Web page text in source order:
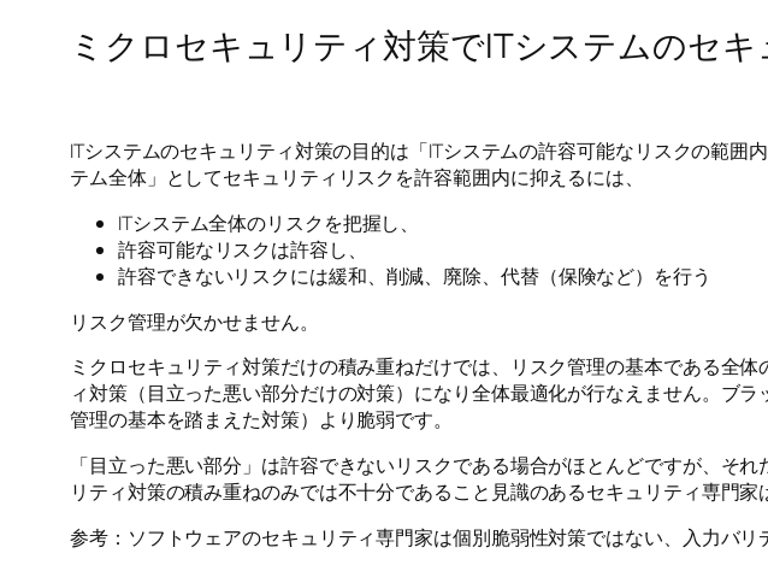
ミクロセキュリティ対策でITシステムのセ
ITシステムのセキュリティ対策の目的は「ITシステムの許容可能なリスクの範
テム全体」としてセキュリティリスクを許容範囲内に抑えるには、
ITシステム全体のリスクを把握し、
許容可能なリスクは許容し、
許容できないリスクには緩和、削減、廃除、代替（保険など）を行う
リスク管理が欠かせません。
ミクロセキュリティ対策だけの積み重ねだけでは、リスク管理の基本である全
ィ対策（目立った悪い部分だけの対策）になり全体最適化が行なえません。ブ
管理の基本を踏まえた対策）より脆弱です。
「目立った悪い部分」は許容できないリスクである場合がほとんどですが、そ
リティ対策の積み重ねのみでは不十分であること見識のあるセキュリティ専門家
参考：ソフトウェアのセキュリティ専門家は個別脆弱性対策ではない、入力バリ